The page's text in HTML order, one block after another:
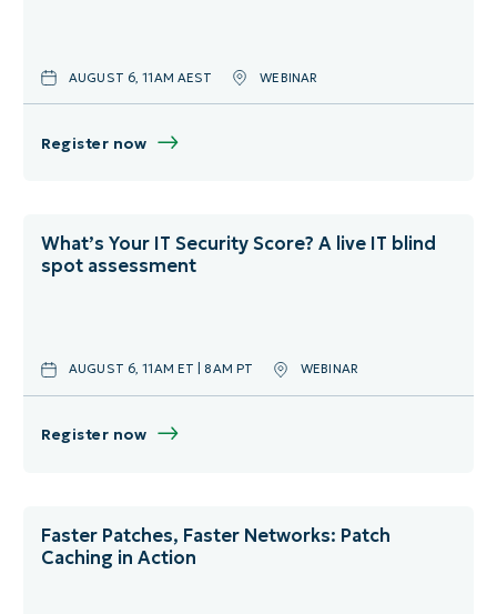
Mai
Juni
August
September
November
Dezember
England
Frankreich
Netherlands
United Kingdom
Virtuell
Produkttraining
Sicherheit
AUGUST 6, 11AM AEST WEBINAR
Register now
What’s Your IT Security Score? A live IT blind
spot assessment
AUGUST 6, 11AM ET | 8AM PT WEBINAR
Register now
Faster Patches, Faster Networks: Patch
Caching in Action